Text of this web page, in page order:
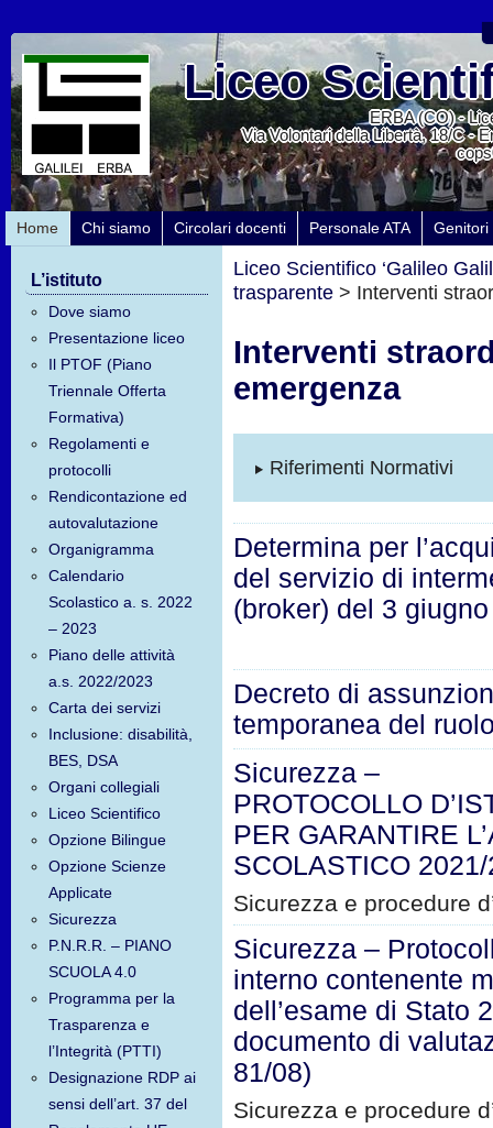
Liceo
ERBA (CO) -
Via Volontari della Libertà, 18/C -
Home Chi siamo Circolari docenti Personale ATA Genitori
L’istituto
Dove siamo
Presentazione liceo
Il PTOF (Piano
Triennale Offerta
Formativa)
Regolamenti e
protocolli
Rendicontazione ed
autovalutazione
Organigramma
Calendario
Scolastico a. s. 2022
– 2023
Piano delle attività
a.s. 2022/2023
Carta dei servizi
Inclusione: disabilità,
BES, DSA
Organi collegiali
Liceo Scientifico
Opzione Bilingue
Opzione Scienze
Applicate
Sicurezza
P.N.R.R. – PIANO
SCUOLA 4.0
Programma per la
Trasparenza e
l’Integrità (PTTI)
Designazione RDP ai
sensi dell’art. 37 del
Liceo Scientifico ‘Galileo
trasparente> Interventi
Interventi
emergenza
Riferimenti Normativi
Determina per
del servizio di
(broker) del 3
Decreto di
temporanea del
Sicurezza –
PROTOCOLLO
PER GARANTIRE
SCOLASTICO
Sicurezza e procedure
Sicurezza –
interno contenente
dell’esame di Stato
documento di
81/08)
Sicurezza e procedure